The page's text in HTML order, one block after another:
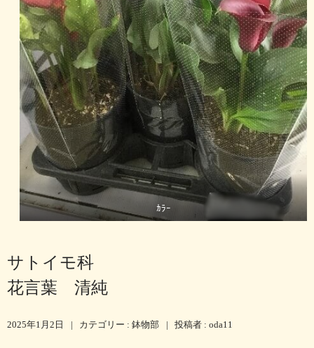
ｶﾗｰ
サトイモ科
花言葉 清純
2025年1月2日 | カテゴリー : 鉢物部 | 投稿者 : oda11